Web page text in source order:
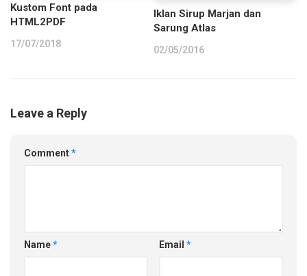
Kustom Font pada
HTML2PDF
17/07/2018
Iklan Sirup Marjan dan
Sarung Atlas
02/05/2016
Leave a Reply
Comment*
Name* Email *